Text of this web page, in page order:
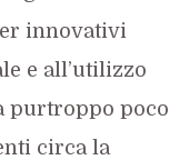
innovativi
e all’utilizzo
purtroppo poco
circa la